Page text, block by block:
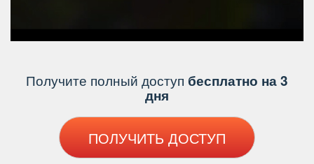
Получите полный доступ есплатно на 3
дня
ПОЛУЧИТЬ ДОСТУП